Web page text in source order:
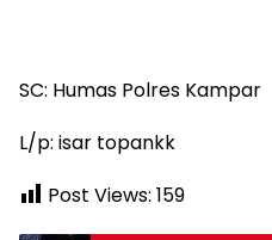
SC: Humas Polres Kampar
L/p: isar topankk
Post Views: 159